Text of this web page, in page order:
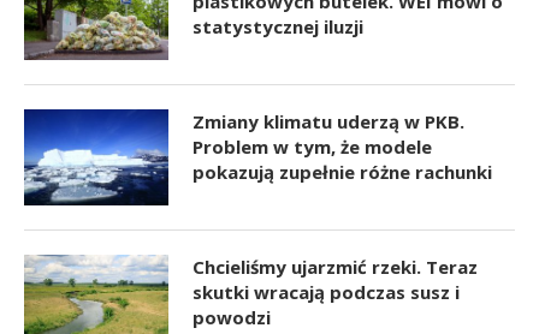
statystycznej iluzji
Zmiany klimatu uderzą w PKB.
Problem w tym, że modele
pokazują zupełnie różne rachunki
Chcieliśmy ujarzmić rzeki. Teraz
skutki wracają podczas susz i
powodzi